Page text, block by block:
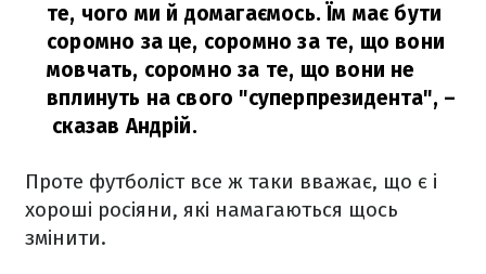
те, чого ми й домагаємось. Їм має бути
соромно за це, соромно за те, що вони
мовчать, соромно за те, що вони не
вплинуть на свого "суперпрезидента", –
сказав Андрій.
Проте футболіст все ж таки вважає, що є і
хороші росіяни, які намагаються щось
змінити.